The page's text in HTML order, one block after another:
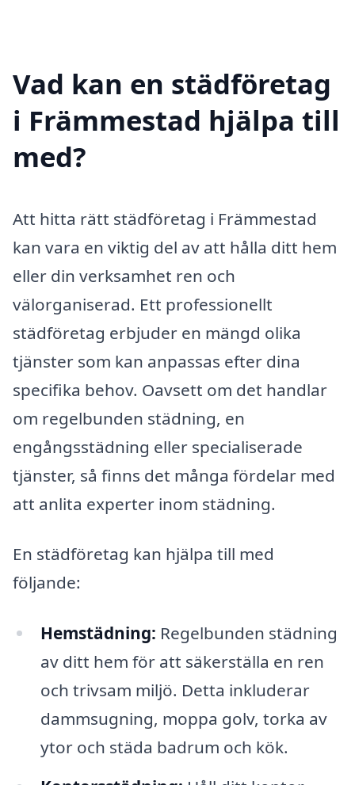
Vad kan en städföretag
i Främmestad hjälpa till
med?
Att hitta rätt städföretag i Främmestad
kan vara en viktig del av att hålla ditt hem
eller din verksamhet ren och
välorganiserad. Ett professionellt
städföretag erbjuder en mängd olika
tjänster som kan anpassas efter dina
specifika behov. Oavsett om det handlar
om regelbunden städning, en
engångsstädning eller specialiserade
tjänster, så finns det många fördelar med
att anlita experter inom städning.
En städföretag kan hjälpa till med
följande:
Hemstädning: Regelbunden städning
av ditt hem för att säkerställa en ren
och trivsam miljö. Detta inkluderar
dammsugning, moppa golv, torka av
ytor och städa badrum och kök.